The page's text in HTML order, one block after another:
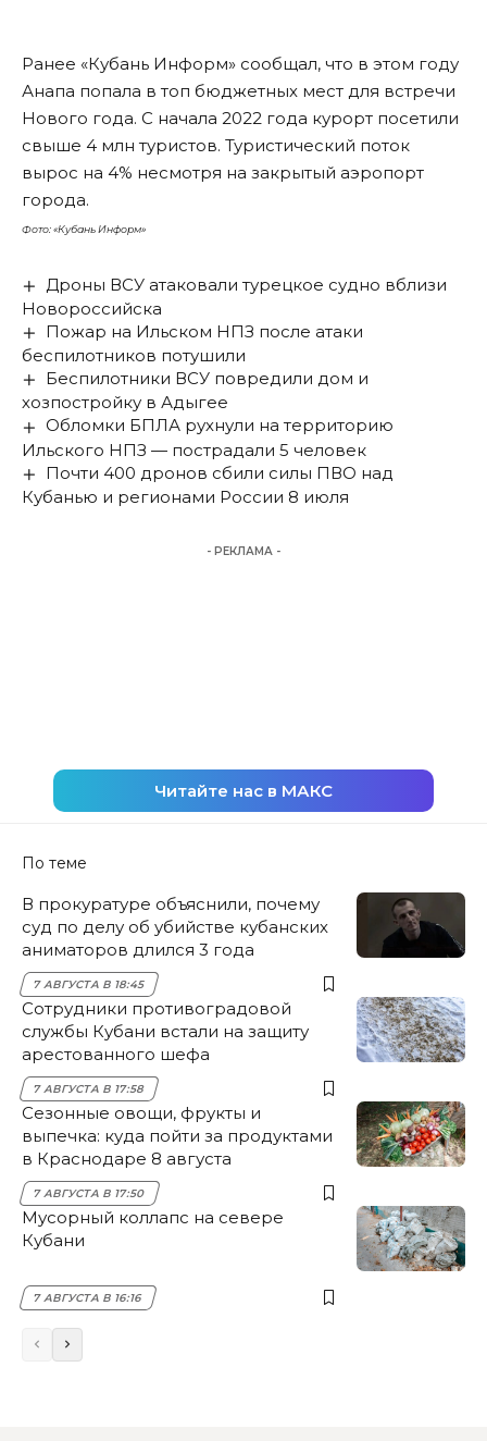
Ранее «Кубань Информ» сообщал, что в этом году
Анапа попала в топ бюджетных мест для встречи
Нового года. С начала 2022 года курорт посетили
свыше 4 млн туристов. Туристический поток
вырос на 4% несмотря на закрытый аэропорт
города.
Фото: «Кубань Информ»
Дроны ВСУ атаковали турецкое судно вблизи
Новороссийска
Пожар на Ильском НПЗ после атаки
беспилотников потушили
Беспилотники ВСУ повредили дом и
хозпостройку в Адыгее
Обломки БПЛА рухнули на территорию
Ильского НПЗ — пострадали 5 человек
Почти 400 дронов сбили силы ПВО над
Кубанью и регионами России 8 июля
- РЕКЛАМА -
Читайте нас в МАКС
По теме
В прокуратуре объяснили, почему
суд по делу об убийстве кубанских
аниматоров длился 3 года
7 АВГУСТА В 18:45
Сотрудники противоградовой
службы Кубани встали на защиту
арестованного шефа
7 АВГУСТА В 17:58
Сезонные овощи, фрукты и
выпечка: куда пойти за продуктами
в Краснодаре 8 августа
7 АВГУСТА В 17:50
Мусорный коллапс на севере
Кубани
7 АВГУСТА В 16:16